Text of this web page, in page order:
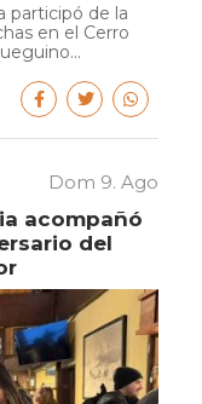
participó de la
en el Cerro
Dom 9. Ago
acompañó
del